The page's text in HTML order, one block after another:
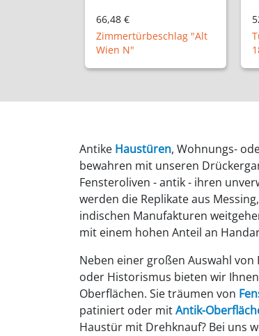
52,50 €
Türbeschlag-Set Modell
1890 - LC04PZ
Antike Haustüren, Wohnungs-
bewahren mit unseren
Fensteroliven - antik - ihren
werden die Replikate aus
indischen Manufakturen
mit einem hohen Anteil an
Neben einer großen Auswahl
oder Historismus bieten wir
Oberflächen. Sie träumen von
patiniert oder mitAntik-
Haustür mit Drehknauf? Bei uns